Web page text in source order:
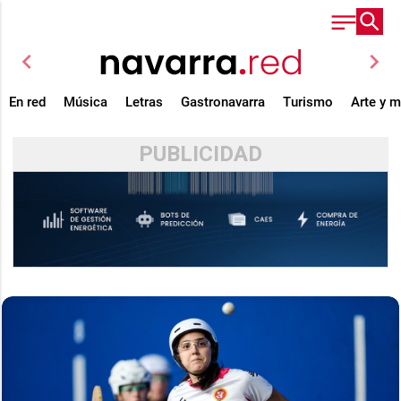
chevron_left chevron_right
En red Música Letras Gastronavarra Turismo Arte y
PUBLICIDAD